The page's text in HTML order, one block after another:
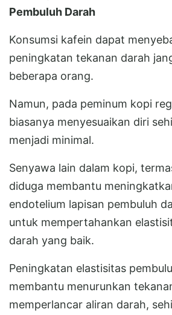
Pembuluh Darah
Konsumsi kafein dapat
peningkatan tekanan darah
beberapa orang.
Namun, pada peminum kopi
biasanya menyesuaikan diri
menjadi minimal.
Senyawa lain dalam kopi,
diduga membantu
endotelium lapisan pembuluh
untuk mempertahankan
darah yang baik.
Peningkatan elastisitas
membantu menurunkan
memperlancar aliran darah,